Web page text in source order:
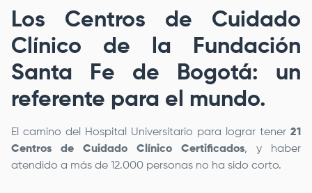
Los Centros de Cuidado
Clínico de la Fundación
Santa Fe de Bogotá: un
referente para el mundo.
El camino del Hospital Universitario para lograr tener 21
Centros de Cuidado Clínico Certificados, y haber
atendido a más de 12.000 personas no ha sido corto.